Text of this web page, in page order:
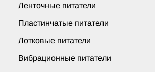
Ленточные питатели
Пластинчатые питатели
Лотковые питатели
Вибрационные питатели